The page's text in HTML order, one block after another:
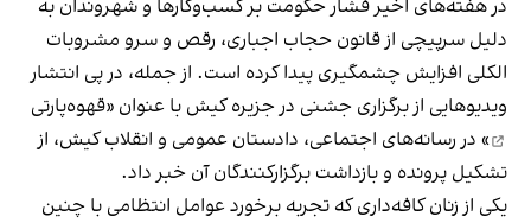
در هفته‌های اخیر فشار حکومت بر کسب‌وکارها و شهروندان به
دلیل سرپیچی از قانون حجاب اجباری، رقص و سرو مشروبات
الکلی افزایش چشمگیری پیدا کرده است. از جمله، در پی انتشار
ویدیوهایی از برگزاری جشنی در جزیره کیش با عنوان «قهوه‌پارتی
» در رسانه‌های اجتماعی، دادستان عمومی و انقلاب کیش، از
تشکیل پرونده و بازداشت برگزارکنندگان آن خبر داد.
یکی از زنان کافه‌داری که تجربه برخورد عوامل انتظامی با چنین